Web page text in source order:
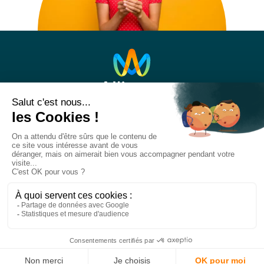
RS
Liens
Je m'abonne à la newsletter
Texte
Tous droits réservés © 2021 Alliance Mozaik
Cookies Confidentialité